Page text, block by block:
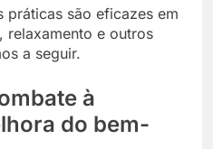
práticas são eficazes em
relaxamento e outros
a seguir.
à
do bem-